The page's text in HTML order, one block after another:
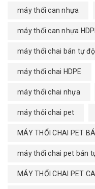
máy thổi can nhựa
máy thổi can nhựa
máy thổi chai bán tự
máy thổi chai HDPE
máy thổi chai nhựa
máy thỏi chai pet
MÁY THỔI CHAI PET
máy thổi chai pet bán
MÁY THỔI CHAI PET